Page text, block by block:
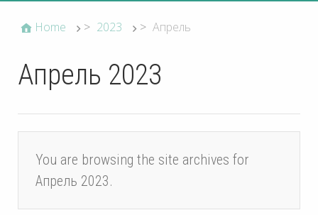
Home > 2023 > Апрель
Апрель 2023
You are browsing the site archives for
Апрель 2023.